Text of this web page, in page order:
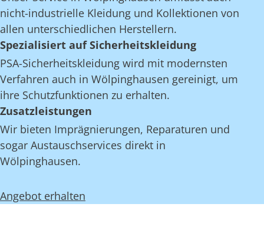
nicht-industrielle Kleidung und Kollektionen von
allen unterschiedlichen Herstellern.
Spezialisiert auf Sicherheitskleidung
PSA-Sicherheitskleidung wird mit modernsten
Verfahren auch in Wölpinghausen gereinigt, um
ihre Schutzfunktionen zu erhalten.
Zusatzleistungen
Wir bieten Imprägnierungen, Reparaturen und
sogar Austauschservices direkt in
Wölpinghausen.
Angebot erhalten